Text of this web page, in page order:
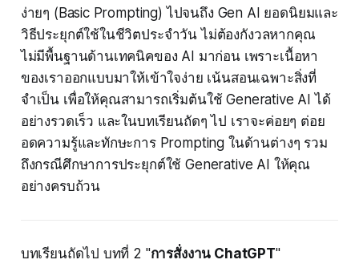
ง่ายๆ (Basic Prompting) ไปจนถึง Gen AI ยอดนิยมและ
วิธีประยุกต์ใช้ในชีวิตประจำวัน ไม่ต้องกังวลหากคุณ
ไม่มีพื้นฐานด้านเทคนิคของ AI มาก่อน เพราะเนื้อหา
ของเราออกแบบมาให้เข้าใจง่าย เน้นสอนเฉพาะสิ่งที่
จำเป็น เพื่อให้คุณสามารถเริ่มต้นใช้ Generative AI ได้
อย่างรวดเร็ว และในบทเรียนถัดๆ ไป เราจะค่อยๆ ต่อย
อดความรู้และทักษะการ Prompting ในด้านต่างๆ รวม
ถึงกรณีศึกษาการประยุกต์ใช้ Generative AI ให้คุณ
อย่างครบถ้วน
บทเรียนถัดไป บทที่ 2 "การสั่งงาน ChatGPT"